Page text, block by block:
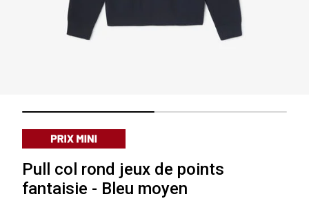
Pull col rond jeux de points
fantaisie - Bleu moyen